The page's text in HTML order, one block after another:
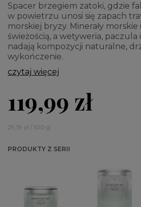
Spacer brzegiem zatoki, gdzie
w powietrzu unosi się zapach
morskiej bryzy. Minerały
świeżością, a wetyweria, paczula
nadają kompozycji naturalne,
wykończenie.
czytaj więcej
119,99 zł
29,19 zł / 100 g
PRODUKTY Z SERII